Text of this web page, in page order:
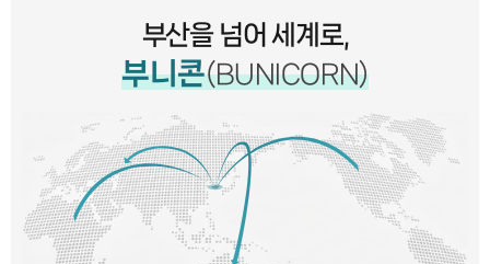
부산을 넘어 세계로,
부니콘(BUNICORN)